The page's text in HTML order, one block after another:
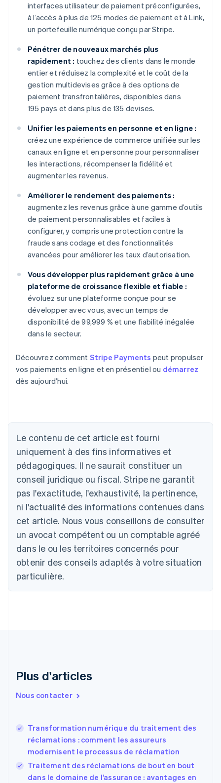
interfaces utilisateur de paiement préconfigurées,
à l’accès à plus de 125 modes de paiement et à Link,
un portefeuille numérique conçu par Stripe.
Pénétrer de nouveaux marchés plus
rapidement : touchez des clients dans le monde
entier et réduisez la complexité et le coût de la
gestion multidevises grâce à des options de
paiement transfrontalières, disponibles dans
195 pays et dans plus de 135 devises.
Unifier les paiements en personne et en ligne :
créez une expérience de commerce unifiée sur les
canaux en ligne et en personne pour personnaliser
les interactions, récompenser la fidélité et
augmenter les revenus.
Améliorer le rendement des paiements :
augmentez les revenus grâce à une gamme d’outils
de paiement personnalisables et faciles à
configurer, y compris une protection contre la
fraude sans codage et des fonctionnalités
avancées pour améliorer les taux d’autorisation.
Vous développer plus rapidement grâce à une
plateforme de croissance flexible et fiable :
évoluez sur une plateforme conçue pour se
développer avec vous, avec un temps de
disponibilité de 99,999 % et une fiabilité inégalée
dans le secteur.
Découvrez comment Stripe Payments peut propulser
vos paiements en ligne et en présentiel ou démarrez
dès aujourd’hui.
Le contenu de cet article est fourni
uniquement à des fins informatives et
pédagogiques. Il ne saurait constituer un
conseil juridique ou fiscal. Stripe ne garantit
pas l'exactitude, l'exhaustivité, la pertinence,
ni l'actualité des informations contenues dans
cet article. Nous vous conseillons de consulter
un avocat compétent ou un comptable agréé
dans le ou les territoires concernés pour
obtenir des conseils adaptés à votre situation
particulière.
Plus d'articles
Nous contacter
Transformation numérique du traitement des
réclamations : comment les assureurs
modernisent le processus de réclamation
Traitement des réclamations de bout en bout
dans le domaine de l’assurance : avantages en
Allemagne
Australie
English
Autriche
DeutschEnglish
Belgique
NederlandsFrançaisDeutschEnglish
Português English
Bulgarie
English
Canada
EnglishFrançais
English
Émirats arabes unis
Estonie
États-Unis
EnglishEspañol简体中文
Finlande
English Svenska